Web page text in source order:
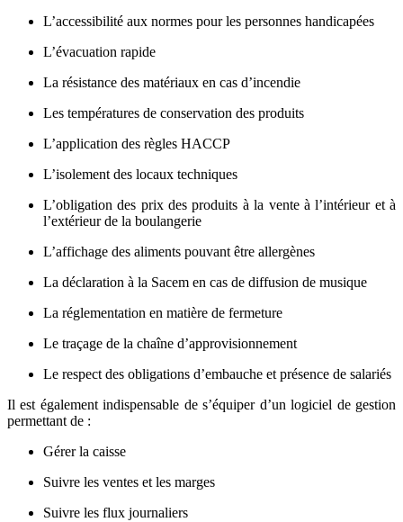
L’accessibilité aux normes pour les personnes handicapées
L’évacuation rapide
La résistance des matériaux en cas d’incendie
Les températures de conservation des produits
L’application des règles HACCP
L’isolement des locaux techniques
L’obligation des prix des produits à la vente à l’intérieur et à
l’extérieur de la boulangerie
L’affichage des aliments pouvant être allergènes
La déclaration à la Sacem en cas de diffusion de musique
La réglementation en matière de fermeture
Le traçage de la chaîne d’approvisionnement
Le respect des obligations d’embauche et présence de salariés
Il est également indispensable de s’équiper d’un logiciel de gestion
permettant de :
Gérer la caisse
Suivre les ventes et les marges
Suivre les flux journaliers